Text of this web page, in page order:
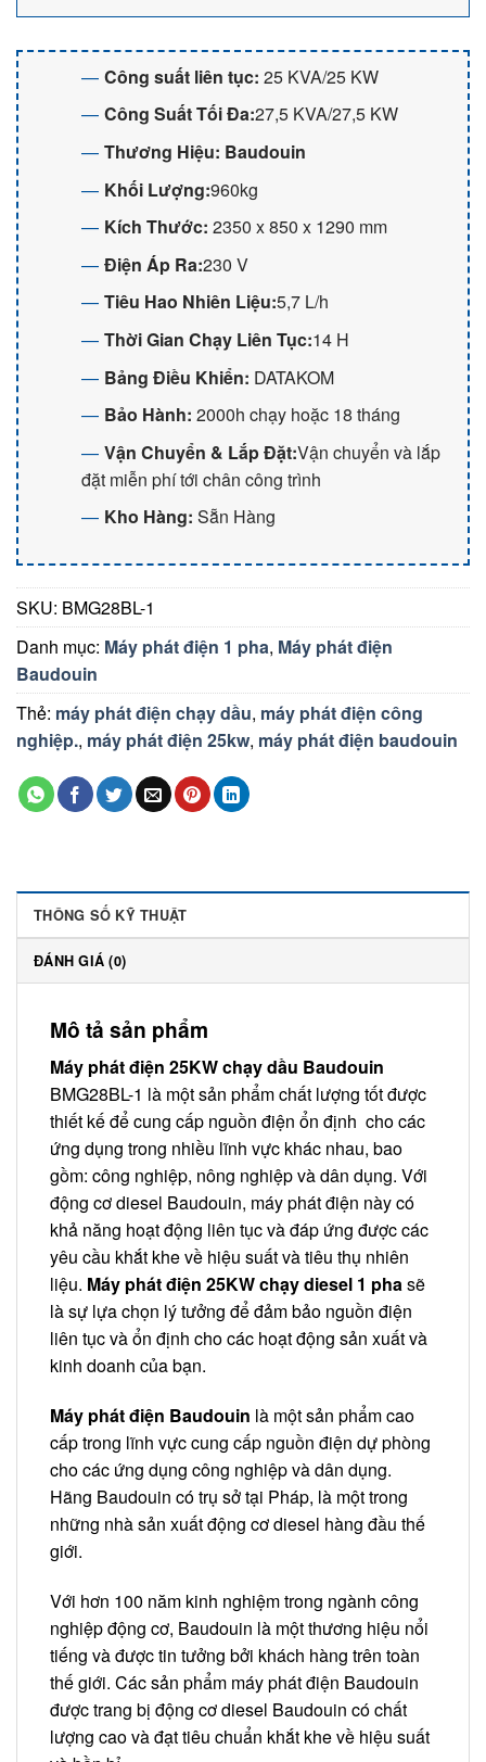
Công suất liên tục: 25 KVA/25 KW
Công Suất Tối Đa:27,5 KVA/27,5 KW
Thương Hiệu: Baudouin
Khối Lượng:960kg
Kích Thước: 2350 x 850 x 1290 mm
Điện Áp Ra:230 V
Tiêu Hao Nhiên Liệu:5,7 L/h
Thời Gian Chạy Liên Tục:14 H
Bảng Điều Khiển: DATAKOM
Bảo Hành: 2000h chạy hoặc 18 tháng
Vận Chuyển & Lắp Đặt:Vận chuyển và lắp
đặt miễn phí tới chân công trình
Kho Hàng: Sẵn Hàng
SKU: BMG28BL-1
Danh mục: Máy phát điện 1 pha, Máy phát điện
Baudouin
Thẻ: máy phát điện chạy dầu, máy phát điện công
nghiệp., máy phát điện 25kw, máy phát điện baudouin
THÔNG SỐ KỸ THUẬT
ĐÁNH GIÁ (0)
Mô tả sản phẩm
Máy phát điện 25KW chạy dầu Baudouin
BMG28BL-1 là một sản phẩm chất lượng tốt được
thiết kế để cung cấp nguồn điện ổn định cho các
ứng dụng trong nhiều lĩnh vực khác nhau, bao
gồm: công nghiệp, nông nghiệp và dân dụng. Với
động cơ diesel Baudouin, máy phát điện này có
khả năng hoạt động liên tục và đáp ứng được các
yêu cầu khắt khe về hiệu suất và tiêu thụ nhiên
liệu. Máy phát điện 25KW chạy diesel 1 phasẽ
là sự lựa chọn lý tưởng để đảm bảo nguồn điện
liên tục và ổn định cho các hoạt động sản xuất và
kinh doanh của bạn.
Máy phát điện Baudouin là một sản phẩm cao
cấp trong lĩnh vực cung cấp nguồn điện dự phòng
cho các ứng dụng công nghiệp và dân dụng.
Hãng Baudouin có trụ sở tại Pháp, là một trong
những nhà sản xuất động cơ diesel hàng đầu thế
giới.
Với hơn 100 năm kinh nghiệm trong ngành công
nghiệp động cơ, Baudouin là một thương hiệu nổi
tiếng và được tin tưởng bởi khách hàng trên toàn
thế giới. Các sản phẩm máy phát điện Baudouin
được trang bị động cơ diesel Baudouin có chất
lượng cao và đạt tiêu chuẩn khắt khe về hiệu suất